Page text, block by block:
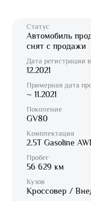
Статус
Автомобиль
снят с продажи
Дата регистрации
12.2021
Примерная дата
~ 11.2021
Поколение
GV80
Комплектация
2.5T Gasoline
Пробег
56 629 км
Кузов
Кроссовер /